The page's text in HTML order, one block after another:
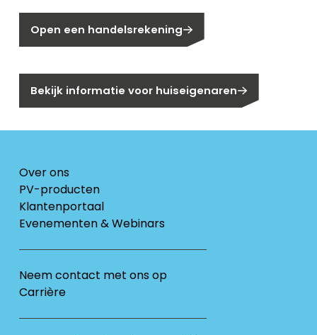
Open een handelsrekening
Bekijk informatie voor huiseigenaren
Over ons
PV-producten
Klantenportaal
Evenementen & Webinars
Neem contact met ons op
Carrière